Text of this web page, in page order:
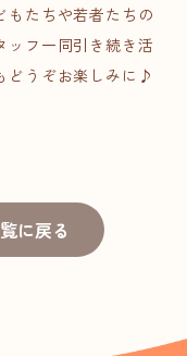
もたちや若者たちの
ッフ一同引き続き活
どうぞお楽しみに♪
に戻る